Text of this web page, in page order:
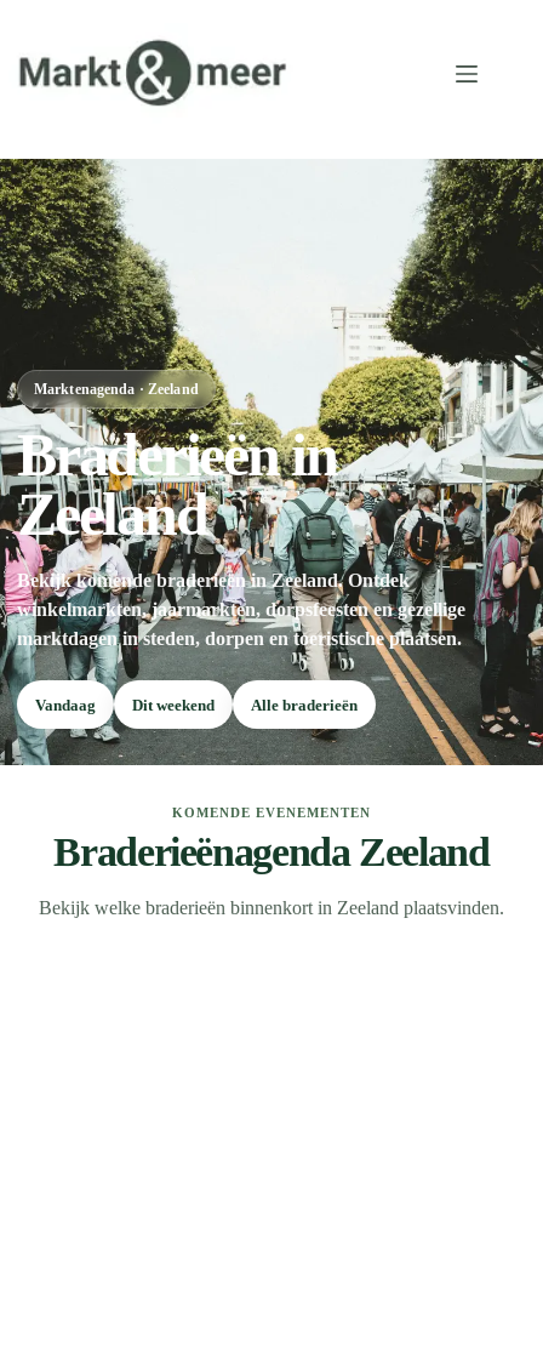
Marktenagenda · Zeeland
Braderieën in
Zeeland
Bekijk komende braderieën in Zeeland. Ontdek
winkelmarkten, jaarmarkten, dorpsfeesten en gezellige
marktdagen in steden, dorpen en toeristische plaatsen.
Vandaag Dit weekend Alle braderieën
KOMENDE EVENEMENTEN
Braderieënagenda Zeeland
Bekijk welke braderieën binnenkort in Zeeland plaatsvinden.